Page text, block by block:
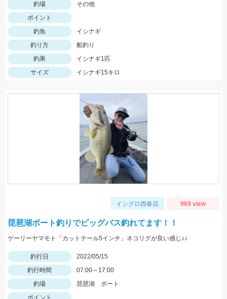
釣場
その他
ポイント
釣魚
イシナギ
釣り方
船釣り
釣果
イシナギ1匹
サイズ
イシナギ15キロ
イシグロ西春店 969 view
琵琶湖ボート釣りでビッグバス釣れてます！！
ゲーリーヤマモト「カットテール5インチ」ネコリグが良い感じ♪♪
釣行日
2022/05/15
釣行時間
07:00～17:00
釣場
琵琶湖 ボート
ポイント